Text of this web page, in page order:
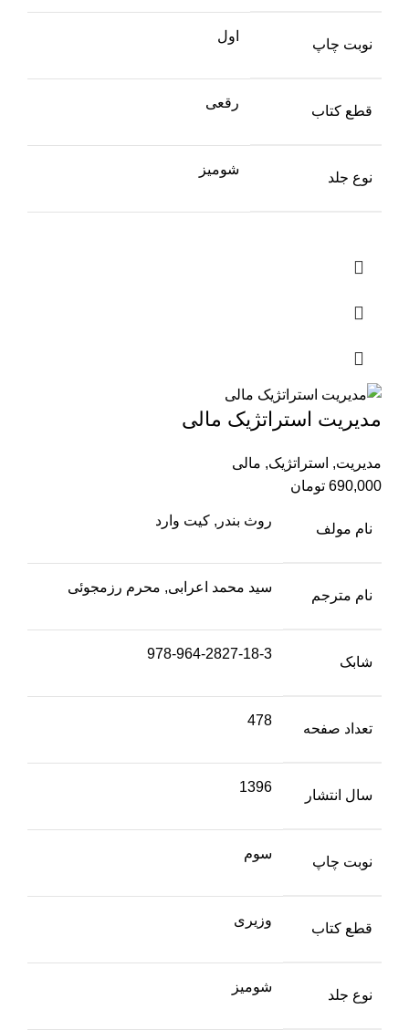
نوبت چاپ
اول
قطع کتاب
رقعی
نوع جلد
شومیز
مدیریت استراتژیک مالی
مدیریت, استراتژیک, مالی
690,000 تومان
نام مولف
روث بندر, کیت وارد
نام مترجم
سید محمد اعرابی, محرم رزمجوئی
شابک
978-964-2827-18-3
تعداد صفحه
478
سال انتشار
1396
نوبت چاپ
سوم
قطع کتاب
وزیری
نوع جلد
شومیز